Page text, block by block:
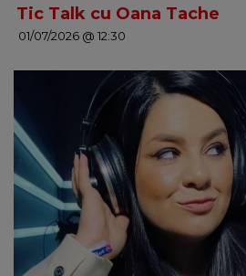
CÂȘTIGĂ
DANCEFLOOR CHART
RADIO ACADEMY
NEWS
CONTUL MEU
Tic Talk cu Oana Tache
01/07/2026 @ 12:30